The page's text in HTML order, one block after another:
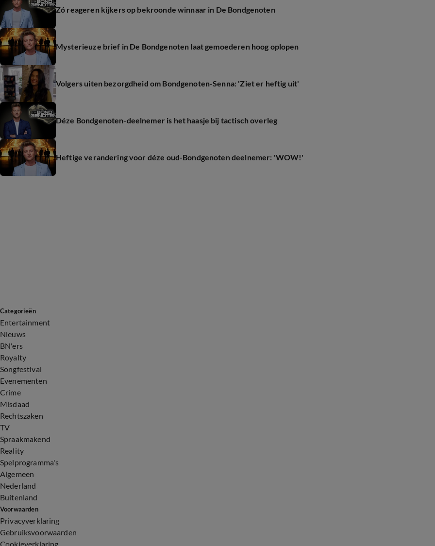
Zó reageren kijkers op bekroonde winnaar in De Bondgenoten
Mysterieuze brief in De Bondgenoten laat gemoederen hoog oplopen
Volgers uiten bezorgdheid om Bondgenoten-Senna: 'Ziet er heftig uit'
Déze Bondgenoten-deelnemer is het haasje bij tactisch overleg
Heftige verandering voor déze oud-Bondgenoten deelnemer: 'WOW!'
Categorieën
Entertainment
Nieuws
BN'ers
Royalty
Songfestival
Evenementen
Crime
Misdaad
Rechtszaken
TV
Spraakmakend
Reality
Spelprogramma's
Algemeen
Nederland
Buitenland
Voorwaarden
Privacyverklaring
Gebruiksvoorwaarden
Cookieverklaring